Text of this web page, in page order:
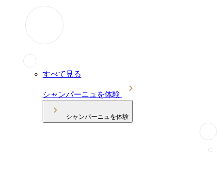
すべて見る
シャンパーニュを体験
シャンパーニュを体験